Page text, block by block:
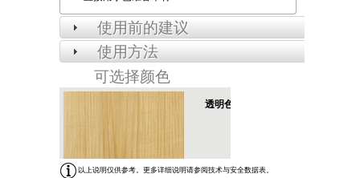
使用前的建议
使用方法
可选择颜色
透明色
透
以上说明仅供参考。更多详细说明请参阅技术与安全数据表。